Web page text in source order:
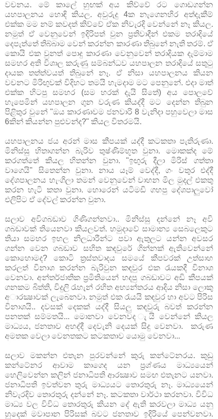
වචනය. මේ කාලේ හුඟක් අය කිව්වේ රට ගොඩගන්න
යහපාලනය හොඳි කියල. අවුරුදු 4ක නැගෙනහිර අත්දැකීම්
එක්ක මම නම් කවදත් කිව්වේ ඒක නිවැරදි වෙන්නේ නෑ කියල.
නමුත් ඒ වෙනුවෙන් ඉදිරිපත් වුන ප්‍රතිවාදීන් එකම තරාදියේ
දෙපැත්තේ තිබ්බාම වෙන් කරන්න කාරණා තිබුනේ නැති තරම්. ඒ
කොයි එක වුනත් පොදු කාරණා වෙනුවෙන් තරාදියක දැම්මාම
සමහර අති විශාල කරුණු සම්බන්ධව යහපාලන තරාදියේ සතුටු
දායක තත්ත්වයත් තිබුනේ නෑ. ඒ නිසා යහපාලනය කියන
වචනට මිරිඟුවක් විදිහට තමයි හැමදාම මට පෙනුනේ. එදා මාත්
එක්ක හිටපු සමහර (සම හරක් දැයි සිතේ) අය පොලවේ
හැපෙමින් යහපාලන ගුන වරුණ කියද්දී මට දෙන්න තිබුන
පිළිතුර වුනේ "ඔය කාරණාවම ජනවාරි 8 වැනිදා පහුවෙලා මාස
6කින් කියන්න පුළුවන්ද?" කියල විතරමයි.
යහපාලනය ජය අරන් මාස කීපයක් යද්දී කටකතා පැතිරුණා.
මිනිස්සු හිතාගන්න බැරිව තුෂ්ණිම්භූත වුනා. මොකක්ද මේ
කරගත්තේ කියල හිතන්න වුනා. "ඉඟුරු දීලා මිරිස් ගත්තා
වා‍ගෙයි" සි‍තෙන්න වුනා. නාය යෑම් වෙද්දී, ගං වතුර එද්දී
දේශපාලනය හැංගිලා තමන් වෙනුවෙන් වාහන මිල මුදල් එකතු
කරන හැටි කතා වුනා. හොරෙන් යටිමඩි ගහපු දේශපාලුවෝ
එලිපිට ඒ දේවල් කරන්න වුනා.
සලාව අවිගබඩාව ගිණිගන්නවා.. මිනිස්සු දන්නේ නෑ අවි
ගබඩාවක් තියෙනවා කියලවත්. හමුදාවේ සාමාන්‍ය සෙබලෙකුට
තියා සමහර ඉහල නිලධාරීන්ට පවා ඇතුලට යන්න අවසර
ගන්න වෙන ගබඩාව සහිත කඳවුරේ ගින්නක් ඇතිවෙන්නේ
කොහොමද? කොටි ත්‍රස්තවාදය සමයේ කීපවරක් උත්සාහ
කරලත් විනාශ කරන්න බැරිවුන කඳවුර එක රැයකදී විනාශ
වෙනවා. අන්තර්ජාතික ප්‍රමිතියෙන් හදපු ගබඩාවට අඩි කීපයක්
ගනකම බිත්ති, විදුලි රැහැන් රහිත අභ්‍යන්තරය ආදිය නිසා ලොකු
අාරක්‍ෂාවක් ලැබෙනවා. නමුත් එක රැයයි කඳවුර හා අවට පිරිස
විනාශයි.. දවසක් දෙකක් යද්දී සියලු කඳවුරු බවත් කරන්න
පනතක් සම්මතයි... මොනවා වෙනවද ැයි වෙන්නේ කියල
මාධ්‍යය, ජනතාව අහද්දී දෙවැනි දෙයක් සිදු වෙනවා. කරුණ
අමතක වෙලා වෙනතකට කටකතාව යොමු වෙනවා...
සලාව මකන්න එතැන පුරවන්නේ කුරු කන්ටේනරය. කුඩු
කන්ටේනර ආවාම කාගෙද යන ප්‍රශ්ණය මාධ්‍යයෙන්
හෙලිවෙන්න කලින් ජනාධිපති ආරක්‍ෂාව සමඟ එතැනට යනවා.
ජනාධිපති ඉවත්වන තුරු මාධ්‍යයට තොරතුරු නෑ. මාධ්‍යයෙන්
නිවැරදිව තොරතුරු දන්නේ නෑ. කටකතා වාර්ථා කරනවා. විවිධ
මාධ්‍ය වල විවිධ තොරතුරු කියන දේ ඇති කරවලා මාධ්‍ය යනු
හුදෙක් මවාපාන පිරිසක් බවට ජනතාව ඉදිරි‍යේ පෙන්වනවා.